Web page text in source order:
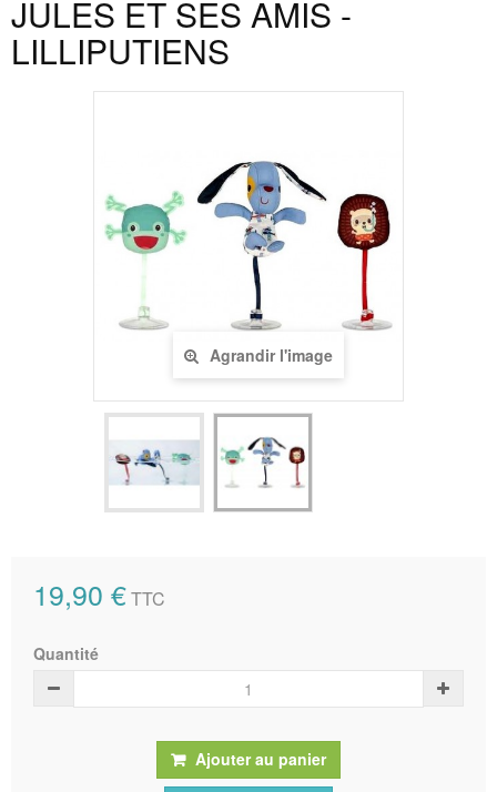
JULES ET SES AMIS -
LILLIPUTIENS
Agrandir l'image
19,90 €TTC
Quantité
Ajouter au panier